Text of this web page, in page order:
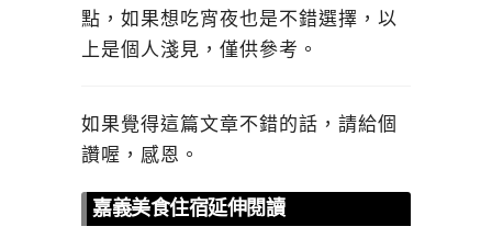
點，如果想吃宵夜也是不錯選擇，以
上是個人淺見，僅供參考。
如果覺得這篇文章不錯的話，請給個
讚喔，感恩。
嘉義美食住宿延伸閱讀